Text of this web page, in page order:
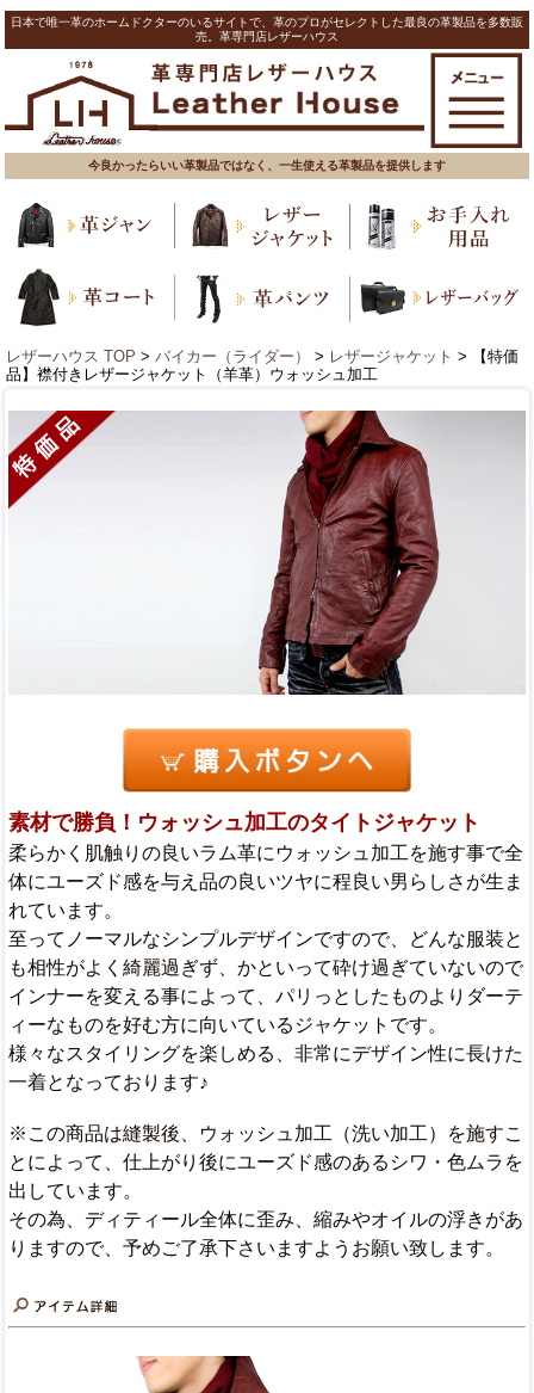
日本で唯一革のホームドクターのいるサイトで、革のプロがセレクトした最良の革製品を多数販
売。革専門店レザーハウス
今良かったらいい革製品ではなく、一生使える革製品を提供します
レザーハウス TOP > バイカー（ライダー） > レザージャケット > 【特価
品】襟付きレザージャケット（羊革）ウォッシュ加工
素材で勝負！ウォッシュ加工のタイトジャケット
柔らかく肌触りの良いラム革にウォッシュ加工を施す事で全
体にユーズド感を与え品の良いツヤに程良い男らしさが生ま
れています。
至ってノーマルなシンプルデザインですので、どんな服装と
も相性がよく綺麗過ぎず、かといって砕け過ぎていないので
インナーを変える事によって、パリっとしたものよりダーテ
ィーなものを好む方に向いているジャケットです。
様々なスタイリングを楽しめる、非常にデザイン性に長けた
一着となっております♪
※この商品は縫製後、ウォッシュ加工（洗い加工）を施すこ
とによって、仕上がり後にユーズド感のあるシワ・色ムラを
出しています。
その為、ディティール全体に歪み、縮みやオイルの浮きがあ
りますので、予めご了承下さいますようお願い致します。